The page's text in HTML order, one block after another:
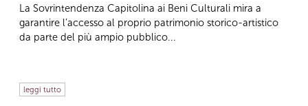
La Sovrintendenza Capitolina ai Beni Culturali mira a
garantire l’accesso al proprio patrimonio storico-artistico
da parte del più ampio pubblico...
leggi tutto